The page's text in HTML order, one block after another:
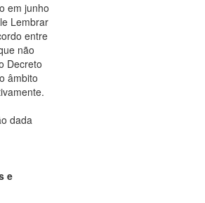
em junho
Lembrar
entre
não
Decreto
âmbito
dada
e